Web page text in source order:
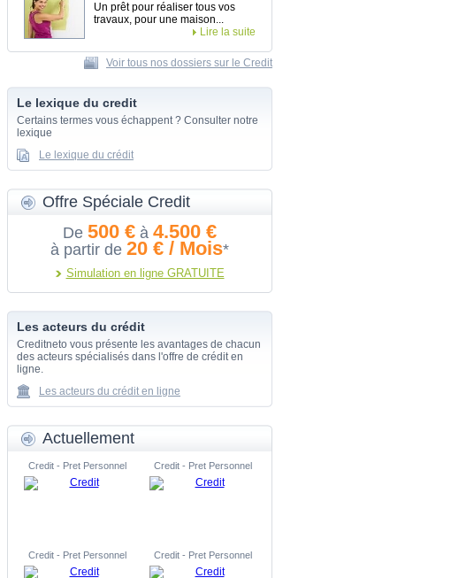
Un prêt pour réaliser tous vos
travaux, pour une maison...
Lire la suite
Voir tous nos dossiers sur le Credit
Le lexique du credit
Certains termes vous échappent ? Consulter notre
lexique
Le lexique du crédit
Offre Spéciale Credit
De 500 € à 4.500 €
à partir de 20 € / Mois*
Simulation en ligne GRATUITE
Les acteurs du crédit
Creditneto vous présente les avantages de chacun
des acteurs spécialisés dans l'offre de crédit en
ligne.
Les acteurs du crédit en ligne
Actuellement
Credit - Pret Personnel Credit - Pret Personnel
Credit - Pret Personnel Credit - Pret Personnel